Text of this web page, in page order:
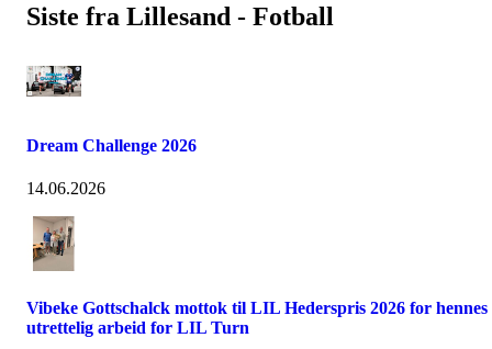
Siste fra Lillesand - Fotball
Dream Challenge 2026
14.06.2026
Vibeke Gottschalck mottok til LIL Hederspris 2026 for hennes
utrettelig arbeid for LIL Turn